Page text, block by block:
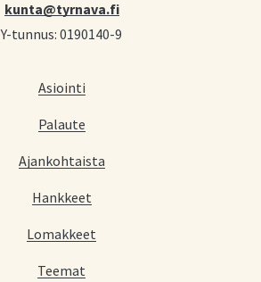
kunta@tyrnava.fi
Y-tunnus: 0190140-9
Asiointi
Palaute
Ajankohtaista
Hankkeet
Lomakkeet
Teemat